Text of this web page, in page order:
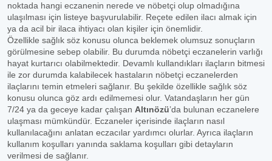
noktada hangi eczanenin nerede ve nöbetçi olup olmadığına
ulaşılması için listeye başvurulabilir. Reçete edilen ilacı almak için
ya da acil bir ilaca ihtiyacı olan kişiler için önemlidir.
Özellikle sağlık söz konusu olunca beklemek olumsuz sonuçların
görülmesine sebep olabilir. Bu durumda nöbetçi eczanelerin varlığı
hayat kurtarıcı olabilmektedir. Devamlı kullandıkları ilaçların bitmesi
ile zor durumda kalabilecek hastaların nöbetçi eczanelerden
ilaçlarını temin etmeleri sağlanır. Bu şekilde özellikle sağlık söz
konusu olunca göz ardı edilmemesi olur. Vatandaşların her gün
7/24 ya da geceye kadar çalışan Altınözü’da bulunan eczanelere
ulaşması mümkündür. Eczaneler içerisinde ilaçların nasıl
kullanılacağını anlatan eczacılar yardımcı olurlar. Ayrıca ilaçların
kullanım koşulları yanında saklama koşulları gibi detayların
verilmesi de sağlanır.